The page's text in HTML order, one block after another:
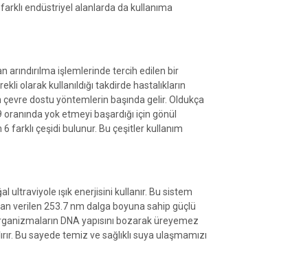
endüstriyel alanlarda da kullanıma
işlemlerinde tercih edilen bir
olarak kullanıldığı takdirde hastalıkların
çevre dostu yöntemlerin başında gelir. Oldukça
yok etmeyi başardığı için gönül
farklı çeşidi bulunur. Bu çeşitler kullanım
ışık enerjisini kullanır. Bu sistem
verilen 253.7 nm dalga boyuna sahip güçlü
DNA yapısını bozarak üreyemez
Bu sayede temiz ve sağlıklı suya ulaşmamızı